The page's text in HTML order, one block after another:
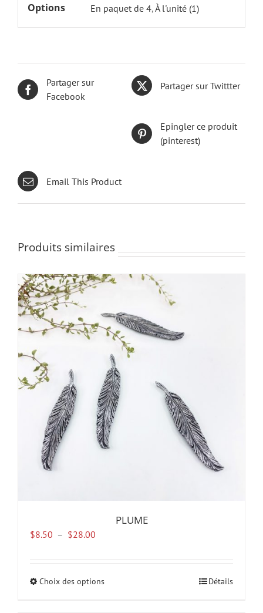
Options En paquet de 4,À l'unité (1)
Partager sur
Facebook
Partager sur Twittter
Epingler ce produit
(pinterest)
Email This Product
Produits similaires
PLUME
$8.50 – $28.00
Choix des optionsCe
Détails